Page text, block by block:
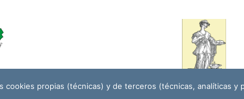
cookies propias (técnicas) y de terceros (técnicas, analíticas y